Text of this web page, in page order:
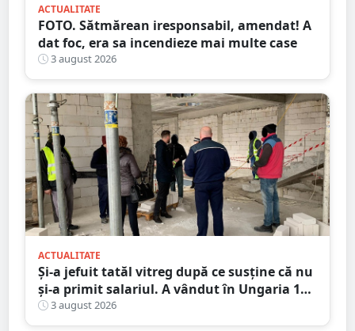
ACTUALITATE
FOTO. Sătmărean iresponsabil, amendat! A
dat foc, era sa incendieze mai multe case
3 august 2026
ACTUALITATE
Și-a jefuit tatăl vitreg după ce susține că nu
și-a primit salariul. A vândut în Ungaria 120
de role de vată și gresie de 7.000 de euro
3 august 2026